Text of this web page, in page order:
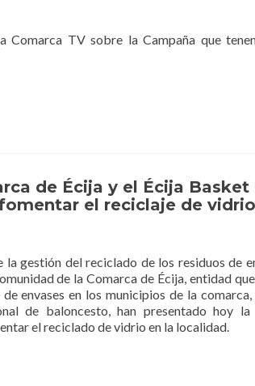
TV sobre la Campaña que
de Écija y el Écija Basket
el reciclaje de vidrio
la gestión del reciclado de los residuos de
de la Comarca de Écija, entidad
envases en los municipios de la
de baloncesto, han presentado hoy la
el reciclado de vidrio en la localidad.